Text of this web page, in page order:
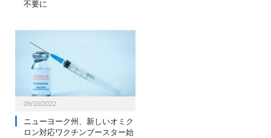
不要に
09/10/2022
ニューヨーク州、新しいオミク
ロン対応ワクチンブースター始